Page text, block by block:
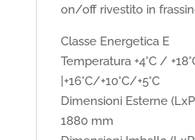
on/off rivestito in
Classe Energetica E
Temperatura +4°C /
|+16°C/+10°C/+5°C
Dimensioni Esterne
1880 mm